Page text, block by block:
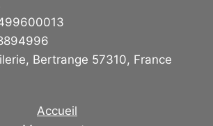
Bertrange 57310, France
Accueil